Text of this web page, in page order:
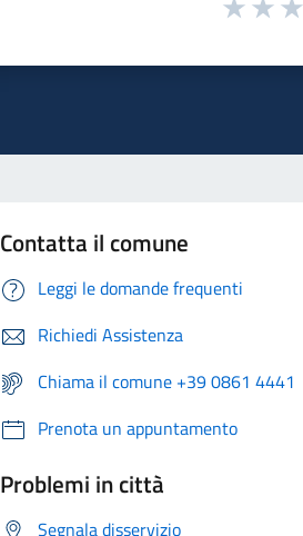
Contatta il comune
Leggi le domande frequenti
Richiedi Assistenza
Chiama il comune +39 0861 4441
Prenota un appuntamento
Problemi in città
Segnala disservizio